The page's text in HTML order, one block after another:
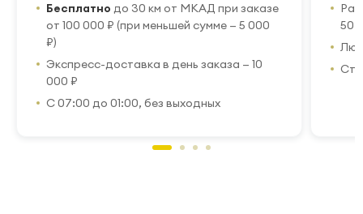
Бесплатно до 30 км от МКАД при заказе
от 100 000 ₽ (при меньшей сумме — 5 000
₽)
Экспресс-доставка в день заказа — 10
000 ₽
С 07:00 до 01:00, без выходных
50